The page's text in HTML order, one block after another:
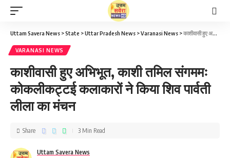
Uttam Savera News >State >Uttar Pradesh News >Varanasi News >काशीवासी हुए अभिभूत, काशी तमिल संगममः कोकलीकट्टई कलाकारों ने किया शिव पार्वती लीला का मंचन
VARANASI NEWS
काशीवासी हुए अभिभूत, काशी तमिल संगममः
कोकलीकट्टई कलाकारों ने किया शिव पार्वती
लीला का मंचन
Uttam Savera News
Share 3 Min Read